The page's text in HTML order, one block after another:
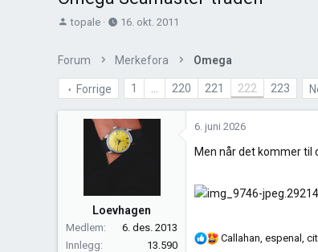
T
s
t
topale
O
p
t
e
t
16. okt. 2011
Forum Merkefora Omega
Forrige 1 220 221 222 223
Loevhagen
Medlem
6. des. 2013
Innlegg
13.590
6. juni 2026
Men når det kommer til
R
Callahan, espenal ,